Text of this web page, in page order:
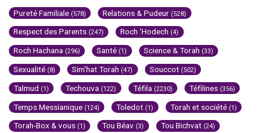
Pureté Familiale (578) Relations & Pudeur (528)
Respect des Parents (247) Roch 'Hodech (4)
Roch Hachana (296) Santé (1) Science & Torah (33)
Sexualité (8) Sim'hat Torah (47) Souccot (502)
Talmud (1) Techouva (122) Téfila (2230) Téfilines (356)
Temps Messianique (124) Toledot (1) Torah et société (1)
Torah-Box & vous (1) Tou Béav (3) Tou Bichvat (24)